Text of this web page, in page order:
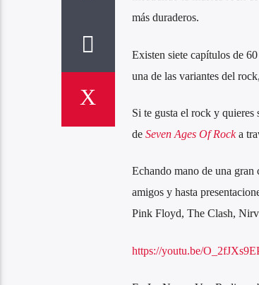
más duraderos.
Existen siete capítulos de
una de las variantes del
Si te gusta el rock y quieres
de Seven Ages Of Rocka
Echando mano de una gran
amigos y hasta
Pink Floyd, The Clash,
https://youtu.be/